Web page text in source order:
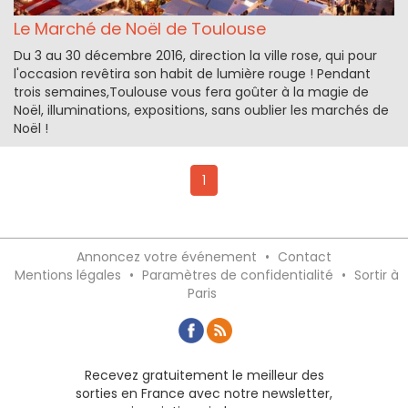
Le Marché de Noël de Toulouse
Du 3 au 30 décembre 2016, direction la ville rose, qui pour
l'occasion revêtira son habit de lumière rouge ! Pendant
trois semaines,Toulouse vous fera goûter à la magie de
Noël, illuminations, expositions, sans oublier les marchés de
Noël !
1
Annoncez votre événement • Contact
Mentions légales • Paramètres de confidentialité • Sortir à
Paris
Recevez gratuitement le meilleur des
sorties en France avec notre newsletter,